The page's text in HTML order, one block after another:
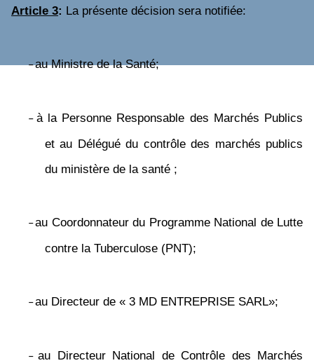
Article 3: La présente décision sera notifiée:
–au Ministre de la Santé;
– à la Personne Responsable des Marchés Publics
et au Délégué du contrôle des marchés publics
du ministère de la santé ;
–au Coordonnateur du Programme National de Lutte
contre la Tuberculose (PNT);
–au Directeur de « 3 MD ENTREPRISE SARL»;
– au Directeur National de Contrôle des Marchés